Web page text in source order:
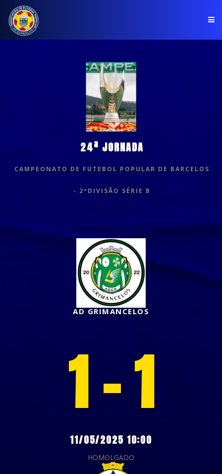
CLUBES
24ª JORNADA
CAMPEONATO DE FUTEBOL POPULAR DE BARCELOS
- 2ªDIVISÃO SÉRIE B
AD GRIMANCELOS
1 - 1
11/05/2025 10:00
HOMOLGADO